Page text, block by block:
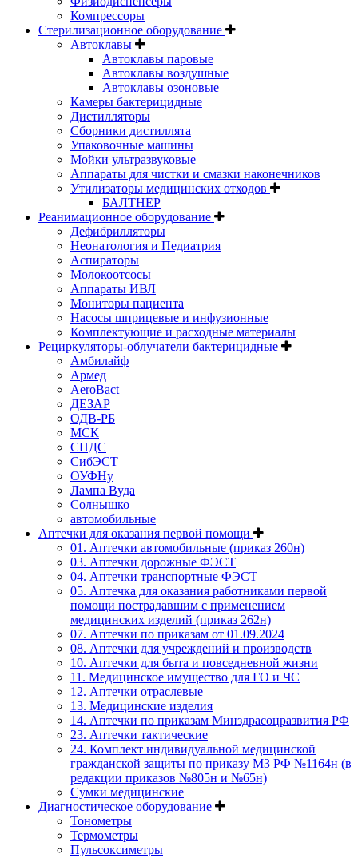
Компрессоры
Стерилизационное оборудование
Автоклавы
Автоклавы паровые
Автоклавы воздушные
Автоклавы озоновые
Камеры бактерицидные
Дистилляторы
Сборники дистиллята
Упаковочные машины
Мойки ультразвуковые
Аппараты для чистки и смазки наконечников
Утилизаторы медицинских отходов
БАЛТНЕР
Реанимационное оборудование
Дефибрилляторы
Неонатология и Педиатрия
Аспираторы
Молокоотсосы
Аппараты ИВЛ
Мониторы пациента
Насосы шприцевые и инфузионные
Комплектующие и расходные материалы
Рециркуляторы-облучатели бактерицидные
Амбилайф
Армед
AeroBact
ДЕЗАР
ОДВ-РБ
МСК
СПДС
СибЭСТ
ОУФНу
Лампа Вуда
Солнышко
автомобильные
Аптечки для оказания первой помощи
01. Аптечки автомобильные (приказ 260н)
03. Аптечки дорожные ФЭСТ
04. Аптечки транспортные ФЭСТ
05. Аптечка для оказания работниками первой
помощи пострадавшим с применением
медицинских изделий (приказ 262н)
07. Аптечки по приказам от 01.09.2024
08. Аптечки для учреждений и производств
10. Аптечки для быта и повседневной жизни
11. Медицинское имущество для ГО и ЧС
12. Аптечки отраслевые
13. Медицинские изделия
14. Аптечки по приказам Минздрасоцразвития РФ
23. Аптечки тактические
24. Комплект индивидуальной медицинской
гражданской защиты по приказу МЗ РФ №1164н (в
редакции приказов №805н и №65н)
Сумки медицинские
Диагностическое оборудование
Тонометры
Термометры
Пульсоксиметры